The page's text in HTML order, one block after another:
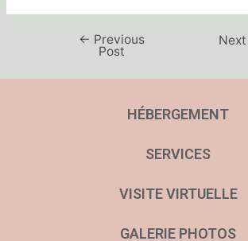
← Previous
Post
HÉBERGEMENT
SERVICES
VISITE VIRTUELLE
GALERIE PHOTOS